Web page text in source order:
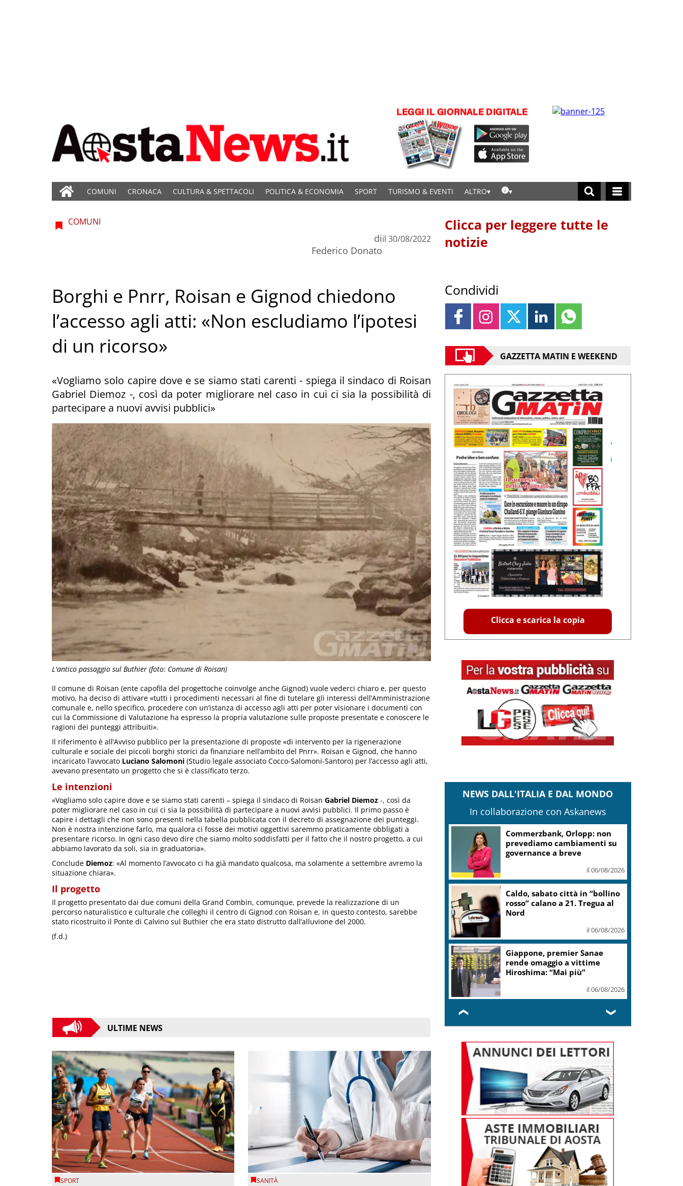
COMUNI CRONACA CULTURA & SPETTACOLI POLITICA & ECONOMIA SPORT TURISMO & EVENTI ALTRO
L'antico passaggio sul Buthier (foto: Comune di Roisan)
COMUNI
di
Federico Donato
il 30/08/2022
Borghi e Pnrr, Roisan e Gignod chiedono
l’accesso agli atti: «Non escludiamo l’ipotesi
di un ricorso»
«Vogliamo solo capire dove e se siamo stati carenti - spiega il sindaco di Roisan
Gabriel Diemoz -, così da poter migliorare nel caso in cui ci sia la possibilità di
partecipare a nuovi avvisi pubblici»
Il comune di Roisan (ente capofila del progettoche coinvolge anche Gignod) vuole vederci chiaro e, per questo
motivo, ha deciso di attivare «tutti i procedimenti necessari al fine di tutelare gli interessi dell’Amministrazione
comunale e, nello specifico, procedere con un’istanza di accesso agli atti per poter visionare i documenti con
cui la Commissione di Valutazione ha espresso la propria valutazione sulle proposte presentate e conoscere le
ragioni dei punteggi attribuiti».
Il riferimento è all’Avviso pubblico per la presentazione di proposte «di intervento per la rigenerazione
culturale e sociale dei piccoli borghi storici da finanziare nell’ambito del Pnrr». Roisan e Gignod, che hanno
incaricato l’avvocato Luciano Salomoni (Studio legale associato Cocco-Salomoni-Santoro) per l’accesso agli atti,
avevano presentato un progetto che si è classificato terzo.
Le intenzioni
«Vogliamo solo capire dove e se siamo stati carenti – spiega il sindaco di Roisan Gabriel Diemoz -, così da
poter migliorare nel caso in cui ci sia la possibilità di partecipare a nuovi avvisi pubblici. Il primo passo è
capire i dettagli che non sono presenti nella tabella pubblicata con il decreto di assegnazione dei punteggi.
Non è nostra intenzione farlo, ma qualora ci fosse dei motivi oggettivi saremmo praticamente obbligati a
presentare ricorso. In ogni caso devo dire che siamo molto soddisfatti per il fatto che il nostro progetto, a cui
abbiamo lavorato da soli, sia in graduatoria».
Conclude Diemoz: «Al momento l’avvocato ci ha già mandato qualcosa, ma solamente a settembre avremo la
situazione chiara».
Il progetto
Il progetto presentato dai due comuni della Grand Combin, comunque, prevede la realizzazione di un
percorso naturalistico e culturale che colleghi il centro di Gignod con Roisan e, in questo contesto, sarebbe
stato ricostruito il Ponte di Calvino sul Buthier che era stato distrutto dall’alluvione del 2000.
(f.d.)
ULTIME NEWS
SPORT SANITÀ
Clicca per leggere tutte le
notizie
Condividi
GAZZETTA MATIN E WEEKEND
Clicca e scarica la copia
NEWS DALL'ITALIA E DAL MONDO
In collaborazione con Askanews
Commerzbank, Orlopp: non
prevediamo cambiamenti su
governance a breve
il 06/08/2026
Caldo, sabato città in “bollino
rosso” calano a 21. Tregua al
Nord
il 06/08/2026
Giappone, premier Sanae
rende omaggio a vittime
Hiroshima: “Mai più”
il 06/08/2026
❮ ❯